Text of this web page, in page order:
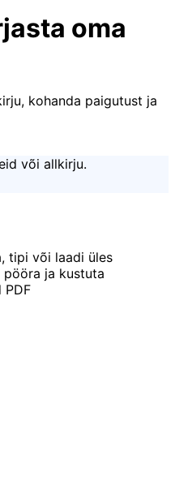
oma
kohanda paigutust ja
või allkirju.
tipi või laadi üles
pööra ja kustuta
PDF